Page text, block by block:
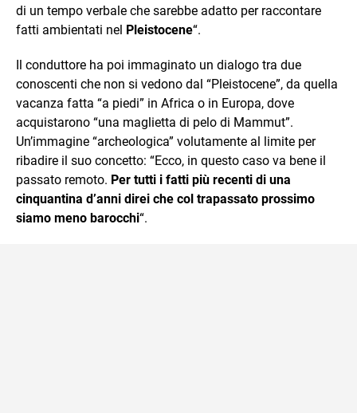
di un tempo verbale che sarebbe adatto per raccontare
fatti ambientati nel Pleistocene“.
Il conduttore ha poi immaginato un dialogo tra due
conoscenti che non si vedono dal “Pleistocene”, da quella
vacanza fatta “a piedi” in Africa o in Europa, dove
acquistarono “una maglietta di pelo di Mammut”.
Un’immagine “archeologica” volutamente al limite per
ribadire il suo concetto: “Ecco, in questo caso va bene il
passato remoto. Per tutti i fatti più recenti di una
cinquantina d’anni direi che col trapassato prossimo
siamo meno barocchi“.